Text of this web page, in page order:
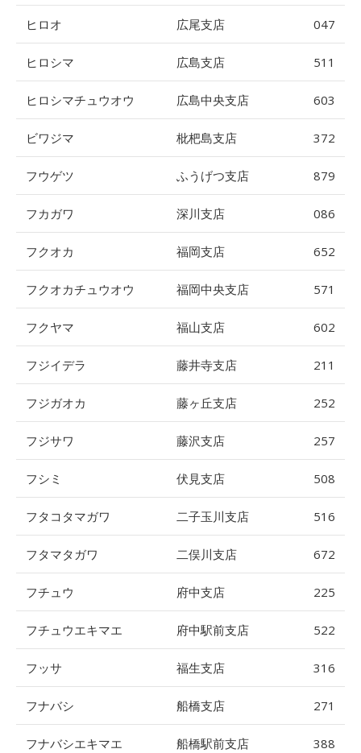
ヒロオ 広尾支店 047
ヒロシマ 広島支店 511
ヒロシマチュウオウ 広島中央支店 603
ビワジマ 枇杷島支店 372
フウゲツ ふうげつ支店 879
フカガワ 深川支店 086
フクオカ 福岡支店 652
フクオカチュウオウ 福岡中央支店 571
フクヤマ 福山支店 602
フジイデラ 藤井寺支店 211
フジガオカ 藤ヶ丘支店 252
フジサワ 藤沢支店 257
フシミ 伏見支店 508
フタコタマガワ 二子玉川支店 516
フタマタガワ 二俣川支店 672
フチュウ 府中支店 225
フチュウエキマエ 府中駅前支店 522
フッサ 福生支店 316
フナバシ 船橋支店 271
フナバシエキマエ 船橋駅前支店 388